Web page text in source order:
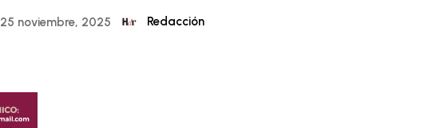
25 noviembre, 2025 Redacción